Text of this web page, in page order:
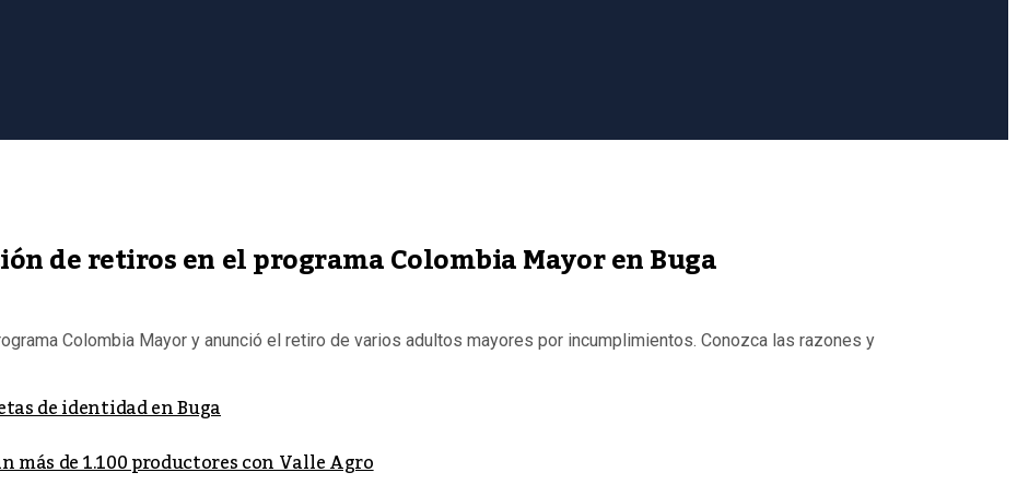
de retiros en el programa Colombia Mayor en Buga
Colombia Mayor y anunció el retiro de varios adultos mayores por incumplimientos. Conozca las razones y
de identidad en Buga
de 1.100 productores con Valle Agro